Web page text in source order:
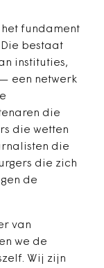
fundament
bestaat
instituties,
een netwerk
die
die wetten
die
die zich
de
van
we de
Wij zijn